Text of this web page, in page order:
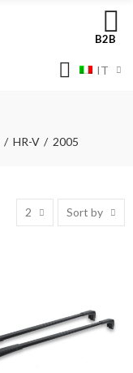
B2B
IT
HR-V 2005
2 Sort by